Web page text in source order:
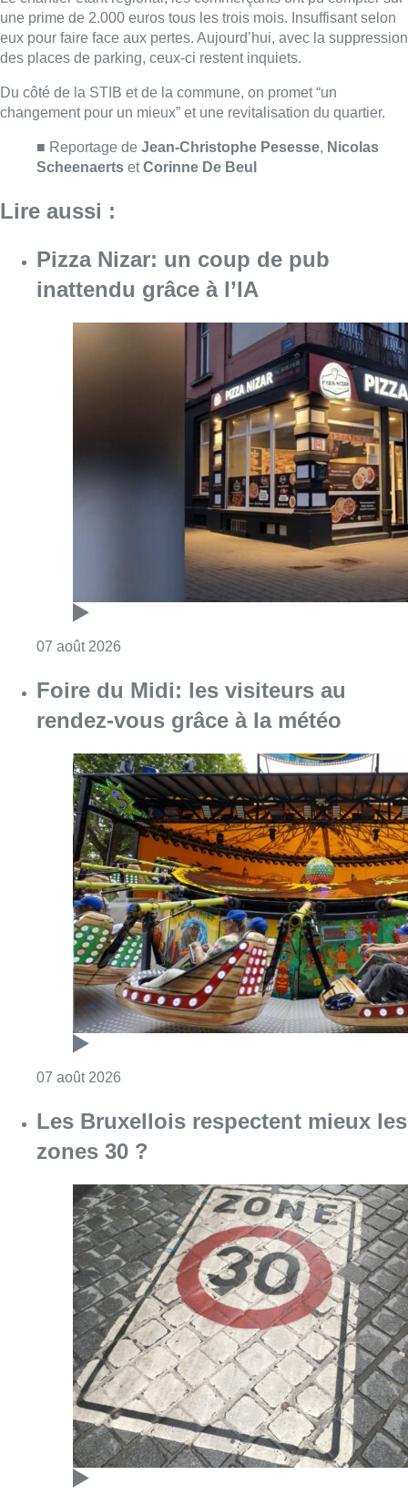
Pizza Nizar: un coup de pub
inattendu grâce à l’IA
Consulter l'article "Pizza Nizar: un coup de
Foire du Midi: les visiteurs au
rendez-vous grâce à la météo
07 août 2026 Consulter l'article "Foire du Midi: les
Les Bruxellois respectent mieux les
zones 30 ?
07 août 2026Consulter l'article "Les Bruxellois
Deux mineurs interpellés après un
vol à main armée dans un
commerce bruxellois